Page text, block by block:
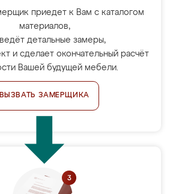
приедет к Вам с каталогом
материалов,
детальные замеры,
и сделает окончательный расчёт
Вашей будущей мебели.
ВЫЗВАТЬ ЗАМЕРЩИКА